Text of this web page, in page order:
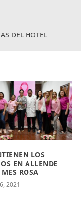
DEL HOTEL
LOS
EN ALLENDE
ROSA
2021